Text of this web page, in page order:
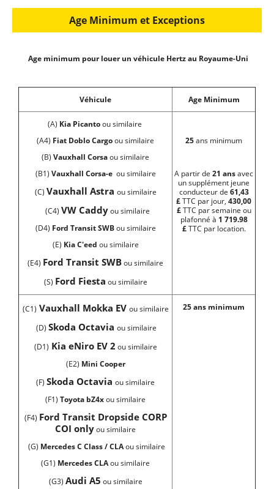
Age Minimum et Exceptions
Age minimum pour louer un véhicule Hertz au Royaume-Uni
Véhicule Age Minimum
(A) Kia Picantoou similaire
(A4) Fiat Doblo Cargoou similaire
(B) Vauxhall Corsaou similaire
(B1) Vauxhall Corsa-e ou similaire
(C) Vauxhall Astra ou similaire
(C4) VW Caddyou similaire
(D4) Ford Transit SWBou similaire
(E) Kia C'eed ou similaire
(E4) Ford Transit SWBou similaire
(S) Ford Fiesta ou similaire
25ans minimum
A partir de 21 ansavec
un supplément jeune
conducteur de 61,43
£TTC par jour, 430,00
£TTC par semaine ou
plafonné à 1 719.98
£TTC par location.
(C1) Vauxhall Mokka EV ou similaire
(D) Skoda Octavia ou similaire
(D1) Kia eNiro EV 2 ou similaire
(E2) Mini Cooper
(F) Skoda Octavia ou similaire
(F1) Toyota bZ4xou similaire
(F4) Ford Transit Dropside CORP
COI onlyou similaire
(G) Mercedes C Class / CLAou similaire
(G1) Mercedes CLAou similaire
(G3) Audi A5 ou similaire
25 ans minimum